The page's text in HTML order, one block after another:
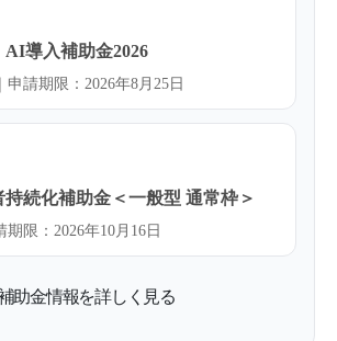
AI導入補助金2026
請期限：2026年8月25日
続化補助金＜一般型 通常枠＞
限：2026年10月16日
助金情報を詳しく見る